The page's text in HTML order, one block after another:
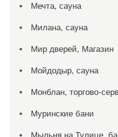
Мечта, сауна
Милана, сауна
Мир дверей, Магазин
Мойдодыр, сауна
Монблан, торгово-
Муринские бани